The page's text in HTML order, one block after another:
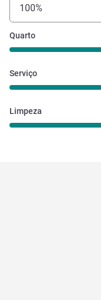
100%
Quarto
Serviço
Limpeza